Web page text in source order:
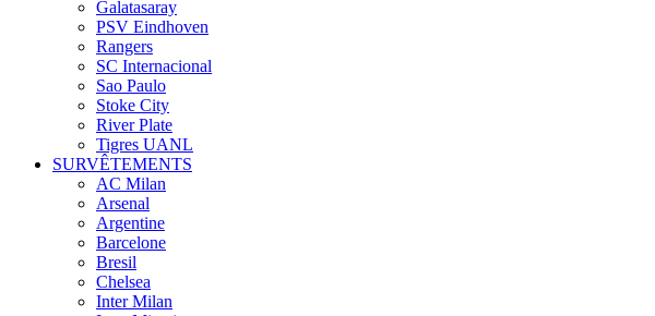
Galatasaray
PSV Eindhoven
Rangers
SC Internacional
Sao Paulo
Stoke City
River Plate
Tigres UANL
SURVÊTEMENTS
AC Milan
Arsenal
Argentine
Barcelone
Bresil
Chelsea
Inter Milan